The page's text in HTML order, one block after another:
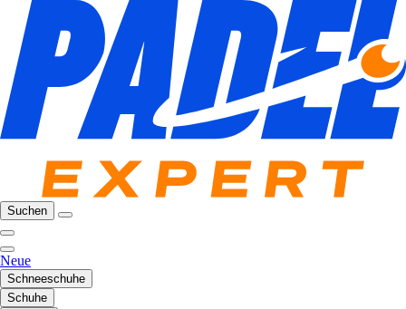
Suchen
Neue
Schneeschuhe
Schuhe